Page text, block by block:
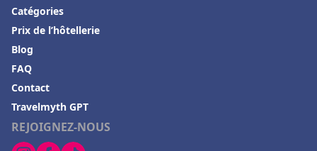
REJOIGNEZ-NOUS
Catégories
Prix de l’hôtellerie
Blog
FAQ
Contact
Travelmyth GPT